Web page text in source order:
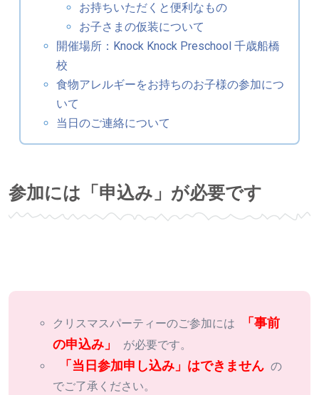
お持ちいただくと便利なもの
お子さまの仮装について
開催場所：Knock Knock Preschool 千歳船橋
校
食物アレルギーをお持ちのお子様の参加につ
いて
当日のご連絡について
参加には「申込み」が必要です
クリスマスパーティーのご参加には
「事前
の申込み」
が必要です。
「当日参加申し込み」はできません の
でご了承ください。